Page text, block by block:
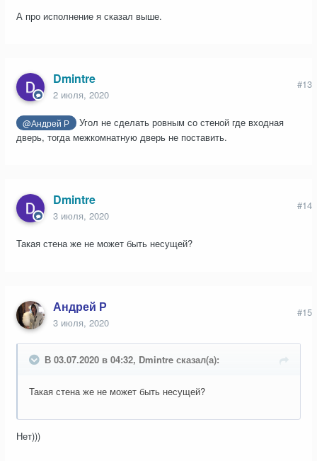
А про исполнение я сказал выше.
Dmintre
2 июля, 2020
#13
@Андрей Р
Угол не сделать ровным со стеной где входная
дверь, тогда межкомнатную дверь не поставить.
Dmintre
3 июля, 2020
#14
Такая стена же не может быть несущей?
Андрей Р
3 июля, 2020
#15
В 03.07.2020 в 04:32, Dmintre сказал(а):
Такая стена же не может быть несущей?
Нет)))